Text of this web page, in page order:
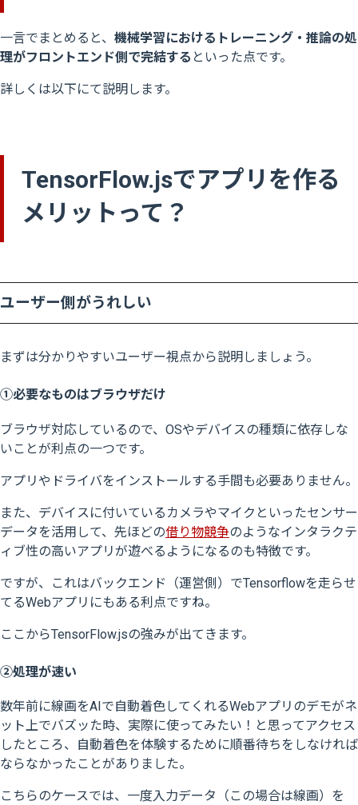
一言でまとめると、 機械学習におけるトレーニング・推論の処
理がフロントエンド側 で完結する といった点です。
詳しくは以下にて説明します。
TensorFlow.jsでアプリを作る
メリットって？
ユーザー側がうれしい
まずは分かりやすいユーザー視点から説明しましょう。
①必要なものはブラウザだけ
ブラウザ対応しているので、OSやデバイスの種類に依存しな
いことが利点の一つです。
アプリやドライバをインストールする手間も必要ありません。
また、デバイスに付いているカメラやマイクといったセンサー
データを活用して、先ほどの借り物競争のようなインタラクテ
ィブ性の高いアプリが遊べるようになるのも特徴です。
ですが、これはバックエンド（運営側）でTensorflowを走らせ
てるWebアプリにもある利点ですね。
ここからTensorFlow.jsの強みが出てきます。
②処理が速い
数年前に線画をAIで自動着色してくれるWebアプリのデモがネ
ット上でバズッた時、実際に使ってみたい！と思ってアクセス
したところ、自動着色を体験するために順番待ちをしなければ
ならなかったことがありました。
こちらのケースでは、一度入力データ（この場合は線画）を